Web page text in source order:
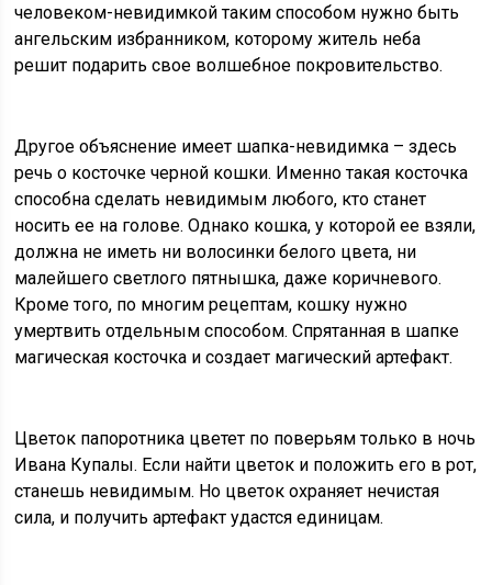
человеком-невидимкой таким способом нужно быть
ангельским избранником, которому житель неба
решит подарить свое волшебное покровительство.
Другое объяснение имеет шапка-невидимка – здесь
речь о косточке черной кошки. Именно такая косточка
способна сделать невидимым любого, кто станет
носить ее на голове. Однако кошка, у которой ее взяли,
должна не иметь ни волосинки белого цвета, ни
малейшего светлого пятнышка, даже коричневого.
Кроме того, по многим рецептам, кошку нужно
умертвить отдельным способом. Спрятанная в шапке
магическая косточка и создает магический артефакт.
Цветок папоротника цветет по поверьям только в ночь
Ивана Купалы. Если найти цветок и положить его в рот,
станешь невидимым. Но цветок охраняет нечистая
сила, и получить артефакт удастся единицам.